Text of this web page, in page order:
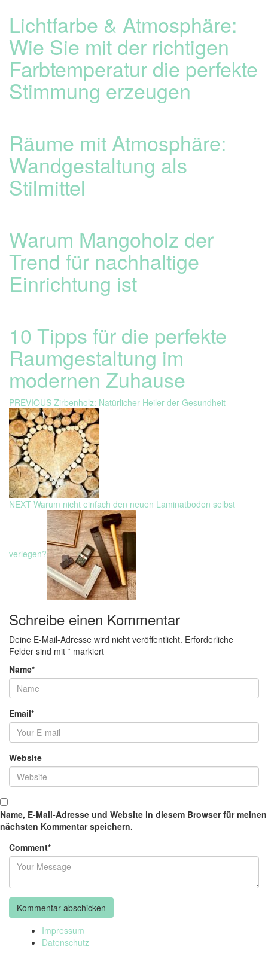
Lichtfarbe & Atmosphäre:
Wie Sie mit der richtigen
Farbtemperatur die perfekte
Stimmung erzeugen
Räume mit Atmosphäre:
Wandgestaltung als
Stilmittel
Warum Mangoholz der
Trend für nachhaltige
Einrichtung ist
10 Tipps für die perfekte
Raumgestaltung im
modernen Zuhause
Beitragsnavigation
PREVIOUS Previous
post:
Zirbenholz: Natürlicher Heiler der Gesundheit
NEXT Next
post:
Warum nicht einfach den neuen Laminatboden selbst
verlegen?
Schreibe einen Kommentar
Deine E-Mail-Adresse wird nicht veröffentlicht. Erforderliche
Felder sind mit * markiert
Name*
Email*
Website
Name, E-Mail-Adresse und Website in diesem Browser für meinen
nächsten Kommentar speichern.
Comment*
Impressum
Datenschutz